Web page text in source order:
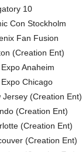
10
Con Stockholm
Fan Fusion
(Creation Ent)
Anaheim
Chicago
(Creation Ent)
(Creation Ent)
(Creation Ent)
(Creation Ent)